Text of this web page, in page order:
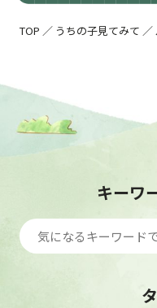
TOP ／ うちの子見てみて ／
キーワ